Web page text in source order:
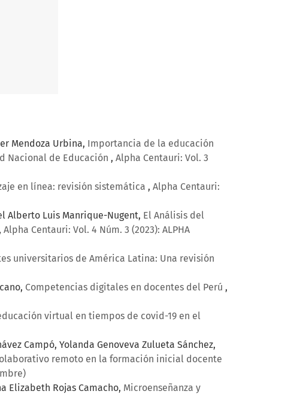
Mendoza Urbina, Importancia de la educación
Nacional de Educación , Alpha Centauri: Vol. 3
en línea: revisión sistemática , Alpha Centauri:
Alberto Luis Manrique-Nugent, El Análisis del
Alpha Centauri: Vol. 4 Núm. 3 (2023): ALPHA
universitarios de América Latina: Una revisión
Competencias digitales en docentes del Perú ,
virtual en tiempos de covid-19 en el
Campó, Yolanda Genoveva Zulueta Sánchez,
remoto en la formación inicial docente
Elizabeth Rojas Camacho, Microenseñanza y